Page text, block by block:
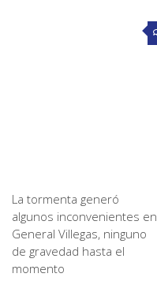
La tormenta generó
algunos inconvenientes en
General Villegas, ninguno
de gravedad hasta el
momento